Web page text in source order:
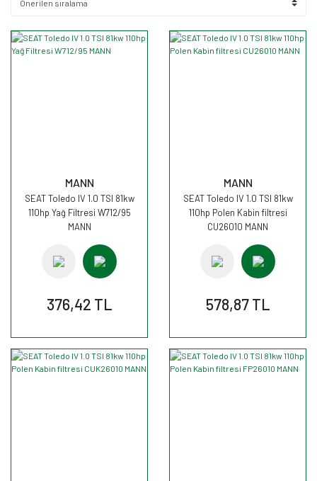
MANN
SEAT Toledo IV 1.0 TSI 81kw
110hp Yağ Filtresi W712/95
MANN
376,42 TL
MANN
SEAT Toledo IV 1.0 TSI 81kw
110hp Polen Kabin filtresi
CU26010 MANN
578,87 TL